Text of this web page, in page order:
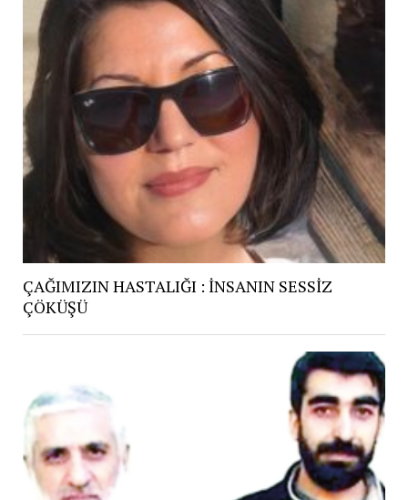
ÇAĞIMIZIN HASTALIĞI : İNSANIN SESSİZ
ÇÖKÜŞÜ